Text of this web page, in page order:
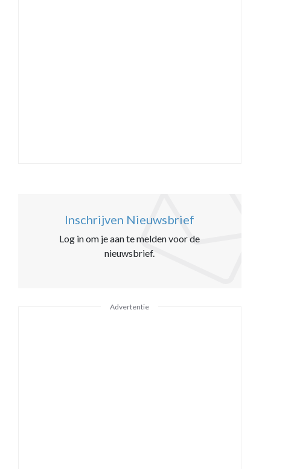
Inschrijven Nieuwsbrief
Log in om je aan te melden voor de
nieuwsbrief.
Advertentie